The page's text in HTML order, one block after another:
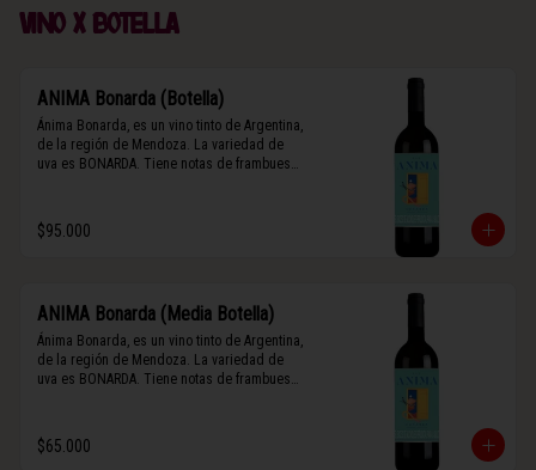
Vino x botella
ANIMA Bonarda (Botella)
Ánima Bonarda, es un vino tinto de Argentina,
de la región de Mendoza. La variedad de
uva es BONARDA. Tiene notas de frambuesa
por barrica por 3 meses.
$95.000
ANIMA Bonarda (Media Botella)
Ánima Bonarda, es un vino tinto de Argentina,
de la región de Mendoza. La variedad de
uva es BONARDA. Tiene notas de frambuesa
por barrica por 3 meses.
$65.000